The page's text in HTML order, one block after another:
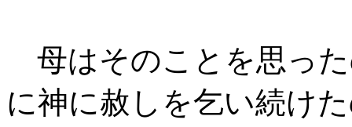
母はそのことを思っ
に神に赦しを乞い続け